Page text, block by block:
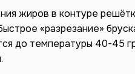
жиров в контуре
«разрезание»
до температуры 40-45